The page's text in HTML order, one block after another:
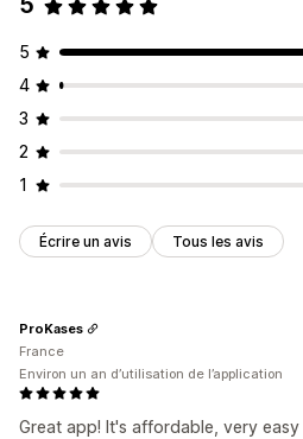
5
4
3
2
1
Écrire un avis Tous les avis
Great app! It's affordable, very
ProKases
France
Environ un an d’utilisation de l’application